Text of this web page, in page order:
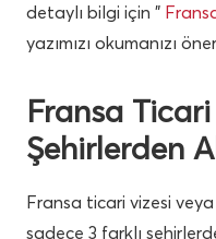
detaylı bilgi için ”
yazımızı okumanızı
Fransa
Şehirlerden
Fransa ticari vizesi veya
sadece 3 farklı